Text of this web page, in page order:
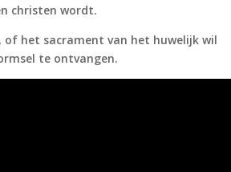
christen wordt.
het sacrament van het huwelijk wil
te ontvangen.